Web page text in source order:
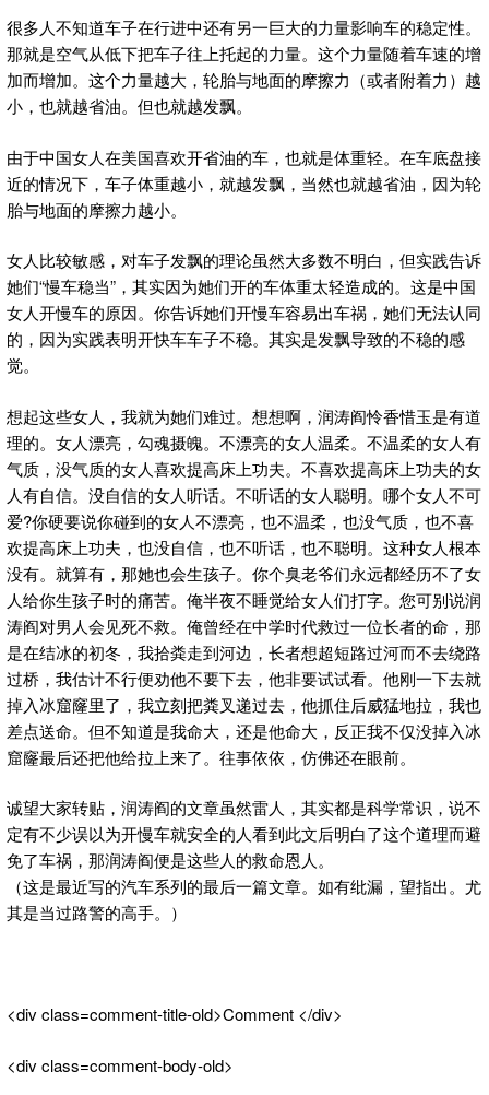
很多人不知道车子在行进中还有另一巨大的力量影响车的稳定性。
那就是空气从低下把车子往上托起的力量。这个力量随着车速的增
加而增加。这个力量越大，轮胎与地面的摩擦力（或者附着力）越
小，也就越省油。但也就越发飘。
由于中国女人在美国喜欢开省油的车，也就是体重轻。在车底盘接
近的情况下，车子体重越小，就越发飘，当然也就越省油，因为轮
胎与地面的摩擦力越小。
女人比较敏感，对车子发飘的理论虽然大多数不明白，但实践告诉
她们“慢车稳当”，其实因为她们开的车体重太轻造成的。这是中国
女人开慢车的原因。你告诉她们开慢车容易出车祸，她们无法认同
的，因为实践表明开快车车子不稳。其实是发飘导致的不稳的感
觉。
想起这些女人，我就为她们难过。想想啊，润涛阎怜香惜玉是有道
理的。女人漂亮，勾魂摄魄。不漂亮的女人温柔。不温柔的女人有
气质，没气质的女人喜欢提高床上功夫。不喜欢提高床上功夫的女
人有自信。没自信的女人听话。不听话的女人聪明。哪个女人不可
爱?你硬要说你碰到的女人不漂亮，也不温柔，也没气质，也不喜
欢提高床上功夫，也没自信，也不听话，也不聪明。这种女人根本
没有。就算有，那她也会生孩子。你个臭老爷们永远都经历不了女
人给你生孩子时的痛苦。俺半夜不睡觉给女人们打字。您可别说润
涛阎对男人会见死不救。俺曾经在中学时代救过一位长者的命，那
是在结冰的初冬，我拾粪走到河边，长者想超短路过河而不去绕路
过桥，我估计不行便劝他不要下去，他非要试试看。他刚一下去就
掉入冰窟窿里了，我立刻把粪叉递过去，他抓住后威猛地拉，我也
差点送命。但不知道是我命大，还是他命大，反正我不仅没掉入冰
窟窿最后还把他给拉上来了。往事依依，仿佛还在眼前。
诚望大家转贴，润涛阎的文章虽然雷人，其实都是科学常识，说不
定有不少误以为开慢车就安全的人看到此文后明白了这个道理而避
免了车祸，那润涛阎便是这些人的救命恩人。
（这是最近写的汽车系列的最后一篇文章。如有纰漏，望指出。尤
其是当过路警的高手。）
<div class=comment-title-old>Comment </div>
<div class=comment-body-old>